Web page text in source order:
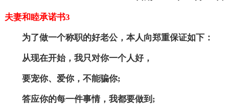
夫妻和睦承诺书3
为了做一个称职的好老公，本人向郑重保证如下：
从现在开始，我只对你一个人好，
要宠你、爱你，不能骗你;
答应你的每一件事情，我都要做到;